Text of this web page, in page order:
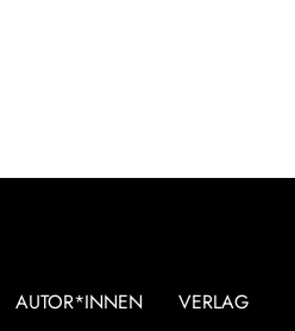
AUTOR*INNEN VERLAG